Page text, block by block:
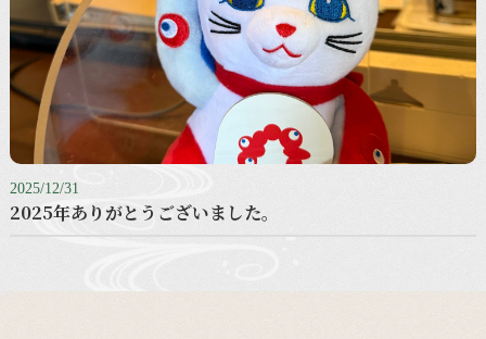
2025/12/31
2025年ありがとうございました。